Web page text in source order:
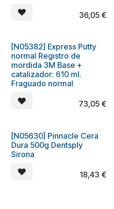
36,05 €
[N05382] Express Putty
normal Registro de
mordida 3M Base +
catalizador: 610 ml.
Fraguado normal
73,05 €
[N05630] Pinnacle Cera
Dura 500g Dentsply
Sirona
18,43 €